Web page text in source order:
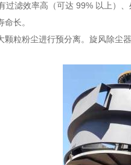
滤效率高（可达 99% 以上）
长。
粒粉尘进行预分离。旋风除